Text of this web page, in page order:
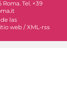
Tel. +39
las
web /XML-rss